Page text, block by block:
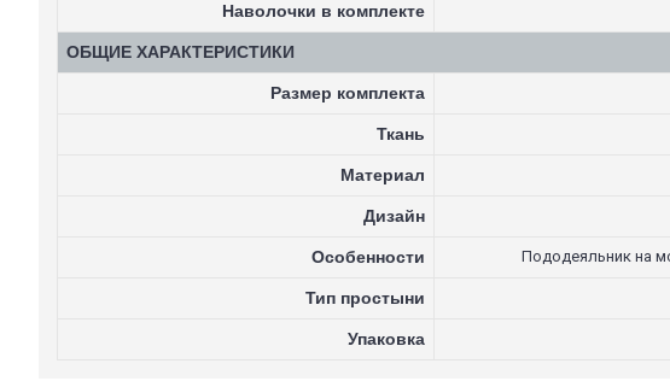
Наволочки в комплекте
ОБЩИЕ ХАРАКТЕРИСТИКИ
Размер комплекта
Ткань
Материал
Дизайн
Особенности Пододеяльник на
Тип простыни
Упаковка